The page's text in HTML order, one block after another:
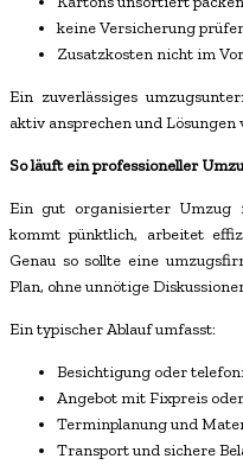
keine Versicherung
Zusatzkosten nicht im
Ein zuverlässiges
aktiv ansprechen und Lösungen
So läuft ein professioneller
Ein gut organisierter Umzug
kommt pünktlich, arbeitet
Genau so sollte eine
Plan, ohne unnötige
Ein typischer Ablauf umfasst:
Besichtigung oder
Angebot mit Fixpreis
Terminplanung und
Transport und sichere